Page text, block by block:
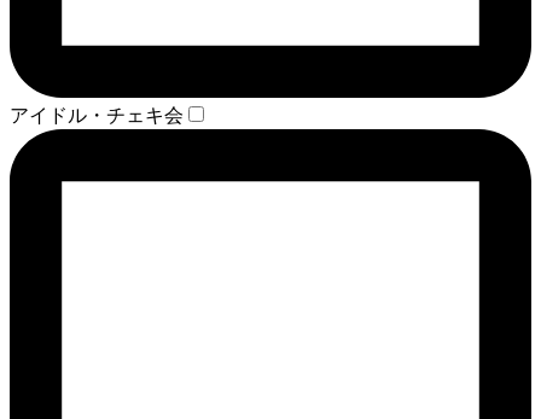
アイドル・チェキ会